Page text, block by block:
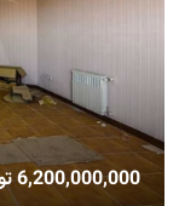
6,200,000,000 تومان